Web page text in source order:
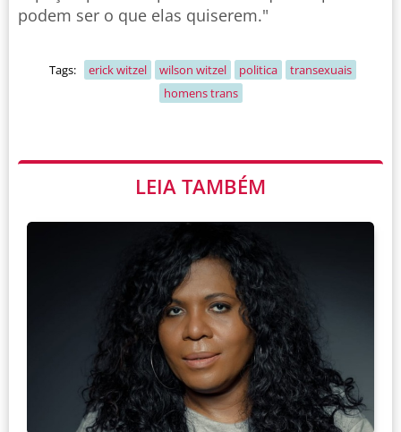
podem ser o que elas quiserem."
Tags: erick witzel wilson witzel politica
transexuais
homens trans
LEIA TAMBÉM